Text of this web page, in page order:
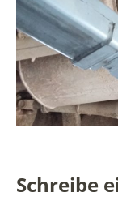
Schreibe